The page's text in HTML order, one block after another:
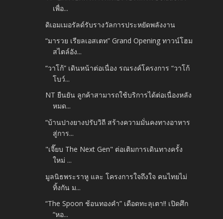
เพื่อ...
ดิเอมเมอรัลด์รับรางวัลการประหยัดพลังงาน
“มารวย เรียลเอสเตท” Grand Opening ทาวน์โฮม
สไตล์อัง...
“วาโก้” เดินหน้าต่อเนื่อง รณรงค์โครงการ “วาโก้
โบว์...
NT ยืนยัน ลูกค้าสามารถใช้บริการได้ต่อเนื่องหลัง
หมด...
“บ้านปางยางปรับวิถี สร้างความมั่นคงทางอาหาร
สู่การ...
"เจี๊ยบ The Next Gen" ต่อเติมการเดินทางครั้ง
ใหม่ ...
มูลนิธพระราหู และ โครงการใจถึงใจ คนไทยไม่
ทิ้งกัน ม...
“The Spoon ช้อนทองคำ” เดือดทะลุเตา!! เปิดศึก
“หอ...